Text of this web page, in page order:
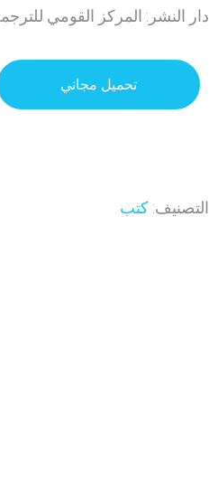
دار النشر: المركز القومي
تحميل مجاني
التصنيف: كتب